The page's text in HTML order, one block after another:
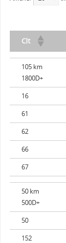
Clt
105 km
1800D+
16
61
62
66
67
50 km
500D+
50
152